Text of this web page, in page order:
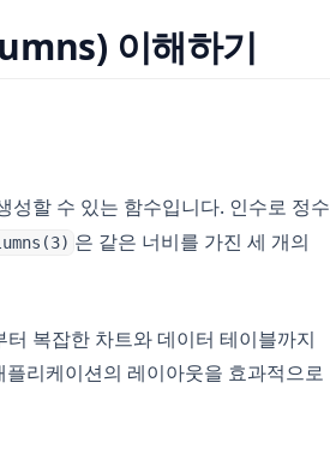
이해하기
성할 수 있는 함수입니다. 인수로 정수
은 같은 너비를 가진 세 개의
복잡한 차트와 데이터 테이블까지
리케이션의 레이아웃을 효과적으로